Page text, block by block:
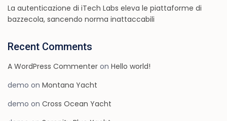
La autenticazione di iTech Labs eleva le piattaforme di
bazzecola, sancendo norma inattaccabili
Recent Comments
A WordPress Commenter onHello world!
demo onMontana Yacht
demo onCross Ocean Yacht